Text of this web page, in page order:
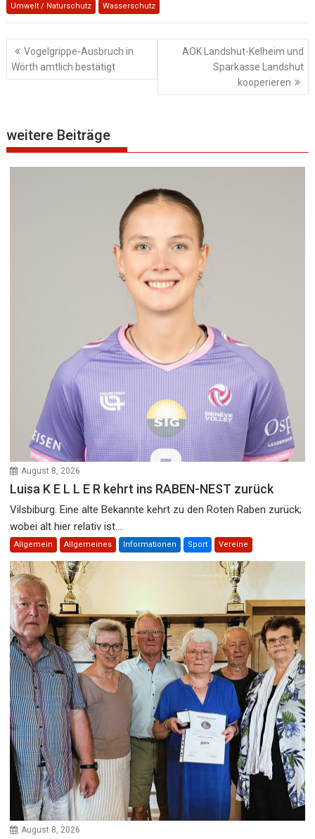
Umwelt / Naturschutz Wasserschutz
Beitragsnavigation
Vogelgrippe-Ausbruch in
Wörth amtlich bestätigt
AOK Landshut-Kelheim und
Sparkasse Landshut
kooperieren
weitere Beiträge
August 8, 2026
Luisa K E L L E R kehrt ins RABEN-NEST zurück
Vilsbiburg. Eine alte Bekannte kehrt zu den Roten Raben zurück;
wobei alt hier relativ ist....
Allgemein Allgemeines Informationen Sport Vereine
August 8, 2026